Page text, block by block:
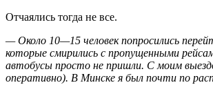
Отчаялись тогда не все.
— Около 10—15 человек попросились
которые смирились с пропущенными
автобусы просто не пришли. С моим
оперативно). В Минске я был почти по